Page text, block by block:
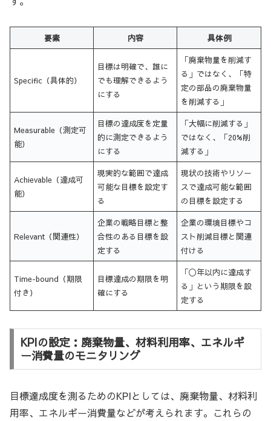
要素 内容 具体例
Specific（具体的）
目標は明確で、誰に
でも理解できるよう
にする
「廃棄物量を削減す
る」ではなく、「特
定の部品の廃棄物量
を削減する」
Measurable（測定可
能）
目標の達成度を定量
的に測定できるよう
にする
「大幅に削減する」
ではなく、「20%削
減する」
Achievable（達成可
能）
現実的な範囲で達成
可能な目標を設定す
る
現状の技術やリソー
スで達成可能な範囲
の目標を設定する
Relevant（関連性）
企業の戦略目標と整
合性のある目標を設
定する
企業の環境目標やコ
スト削減目標と関連
付ける
Time-bound（期限
付き）
目標達成の期限を明
確にする
「〇年以内に達成す
る」という期限を設
定する
KPIの設定：廃棄物量、材料利用率、エネルギ
ー消費量のモニタリング
目標達成度を測るためのKPIとしては、廃棄物量、材料利
用率、エネルギー消費量などが考えられます。これらの